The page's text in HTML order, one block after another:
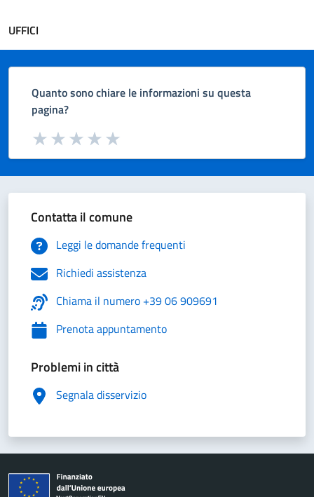
UFFICI
Quanto sono chiare le informazioni su questa
pagina?
Valuta da 1 a 5 stelle la pagina
Valuta 5 stelle su 5
Valuta 4 stelle su 5
Valuta 3 stelle su 5
Valuta 2 stelle su 5
Valuta 1 stelle su 5
Contatta il comune
Leggi le domande frequenti
Richiedi assistenza
Chiama il numero +39 06 909691
Prenota appuntamento
Problemi in città
Segnala disservizio